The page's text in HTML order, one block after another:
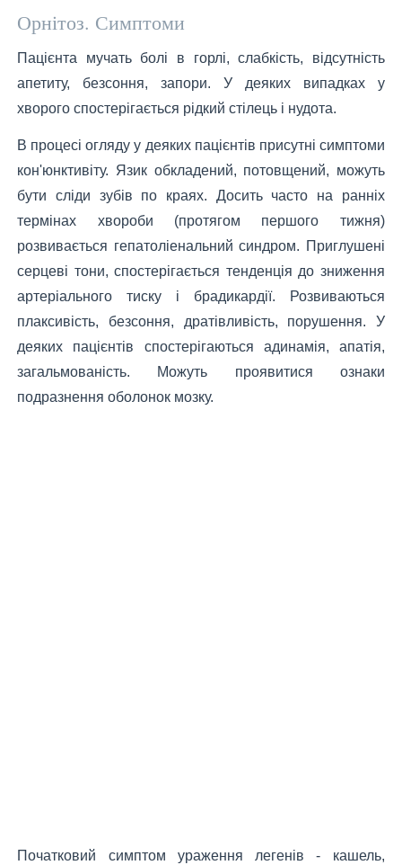
Орнітоз. Симптоми
Пацієнта мучать болі в горлі, слабкість, відсутність
апетиту, безсоння, запори. У деяких випадках у
хворого спостерігається рідкий стілець і нудота.
В процесі огляду у деяких пацієнтів присутні симптоми
кон'юнктивіту. Язик обкладений, потовщений, можуть
бути сліди зубів по краях. Досить часто на ранніх
термінах хвороби (протягом першого тижня)
розвивається гепатоліенальний синдром. Приглушені
серцеві тони, спостерігається тенденція до зниження
артеріального тиску і брадикардії. Розвиваються
плаксивість, безсоння, дратівливість, порушення. У
деяких пацієнтів спостерігаються адинамія, апатія,
загальмованість. Можуть проявитися ознаки
подразнення оболонок мозку.
Початковий симптом ураження легенів - кашель,